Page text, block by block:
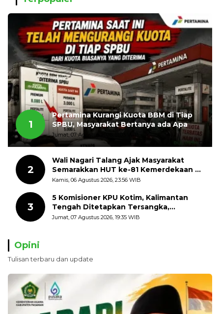
1
Pertamina Kurangi Kuota BBM di Tiap
SPBU, Masyarakat Bertanya ada Apa
Jumat, 07 Agustus 2026, 11:03 WIB
2
Wali Nagari Talang Ajak Masyarakat
Semarakkan HUT ke-81 Kemerdekaan RI
dengan Mengibarkan Bendera Merah
Kamis, 06 Agustus 2026, 23:56 WIB
3
5 Komisioner KPU Kotim, Kalimantan
Tengah Ditetapkan Tersangka,
Kerugian Negara ditaksir 10 Milyard
Jumat, 07 Agustus 2026, 19:35 WIB
Opini
Tulisan terbaru dan update